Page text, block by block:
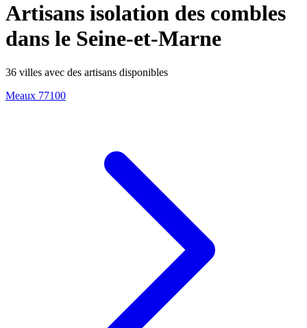
Artisans isolation des combles
dans le Seine-et-Marne
36 villes avec des artisans disponibles
Meaux 77100